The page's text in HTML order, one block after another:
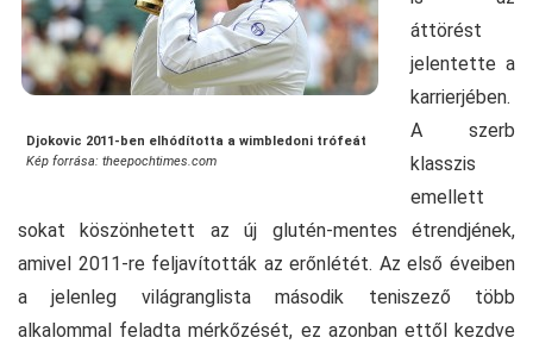
Djokovic 2011-ben elhódította a wimbledoni trófeát
Kép forrása: theepochtimes.com
áttörést
jelentette a
karrierjében.
A szerb
klasszis
emellett
sokat köszönhetett az új glutén-mentes étrendjének,
amivel 2011-re feljavították az erőnlétét. Az első éveiben
a jelenleg világranglista második teniszező több
alkalommal feladta mérkőzését, ez azonban ettől kezdve